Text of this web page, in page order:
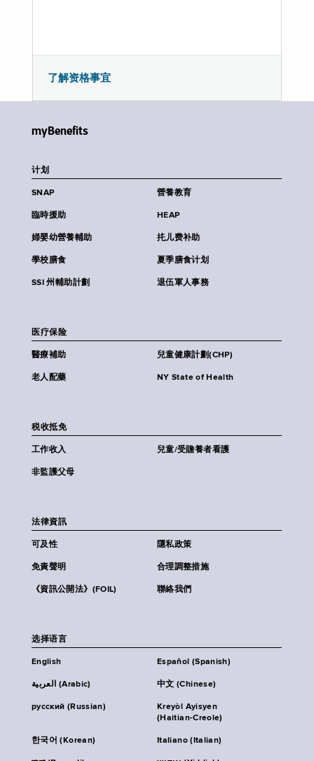
了解资格事宜
myBenefits
计划
SNAP 營養教育
臨時援助 HEAP
婦嬰幼營養輔助 扥儿费补助
學校膳食 夏季膳食计划
SSI 州輔助計劃 退伍軍人事務
医疗保险
醫療補助 兒童健康計劃(CHP)
老人配藥 NY State of Health
税收抵免
工作收入 兒童/受贍養者看護
非監護父母
法律資訊
可及性 隱私政策
免責聲明 合理調整措施
《資訊公開法》(FOIL) 聯絡我們
选择语言
English Español (Spanish)
العربية (Arabic) 中文 (Chinese)
русский (Russian)
Kreyòl Ayisyen
(Haitian-Creole)
한국어 (Korean) Italiano (Italian)